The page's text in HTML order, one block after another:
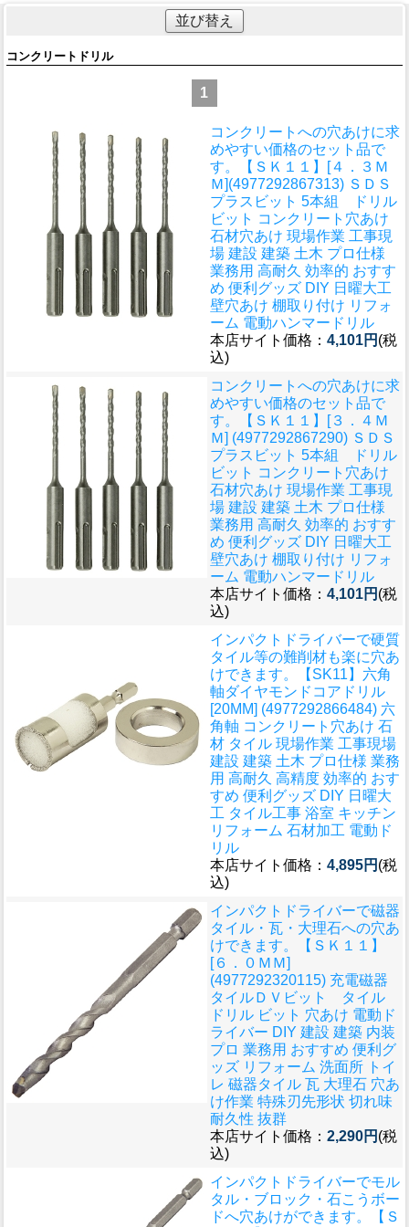
並び替え
コンクリートドリル
1
コンクリートへの穴あけに求
めやすい価格のセット品で
す。
【ＳＫ１１】[４．３Ｍ
Ｍ](4977292867313) ＳＤＳ
プラスビット 5本組 ドリル
ビット コンクリート穴あけ
石材穴あけ 現場作業 工事現
場 建設 建築 土木 プロ仕様
業務用 高耐久 効率的 おすす
め 便利グッズ DIY 日曜大工
壁穴あけ 棚取り付け リフォ
ーム 電動ハンマードリル
本店サイト価格： 4,101円 (税
込)
コンクリートへの穴あけに求
めやすい価格のセット品で
す。
【ＳＫ１１】[３．４Ｍ
Ｍ] (4977292867290) ＳＤＳ
プラスビット 5本組 ドリル
ビット コンクリート穴あけ
石材穴あけ 現場作業 工事現
場 建設 建築 土木 プロ仕様
業務用 高耐久 効率的 おすす
め 便利グッズ DIY 日曜大工
壁穴あけ 棚取り付け リフォ
ーム 電動ハンマードリル
本店サイト価格： 4,101円 (税
込)
インパクトドライバーで硬質
タイル等の難削材も楽に穴あ
けできます。
【SK11】六角
軸ダイヤモンドコアドリル
[20MM] (4977292866484) 六
角軸 コンクリート穴あけ 石
材 タイル 現場作業 工事現場
建設 建築 土木 プロ仕様 業務
用 高耐久 高精度 効率的 おす
すめ 便利グッズ DIY 日曜大
工 タイル工事 浴室 キッチン
リフォーム 石材加工 電動ド
リル
本店サイト価格： 4,895円 (税
込)
インパクトドライバーで磁器
タイル・瓦・大理石への穴あ
けできます。
【ＳＫ１１】
[６．０ＭＭ]
(4977292320115) 充電磁器
タイルＤＶビット タイル
ドリル ビット 穴あけ 電動ド
ライバー DIY 建設 建築 内装
プロ 業務用 おすすめ 便利グ
ッズ リフォーム 洗面所 トイ
レ 磁器タイル 瓦 大理石 穴あ
け作業 特殊刃先形状 切れ味
耐久性 抜群
本店サイト価格： 2,290円 (税
込)
インパクトドライバーでモル
タル・ブロック・石こうボー
ドへ穴あけができます。
【Ｓ